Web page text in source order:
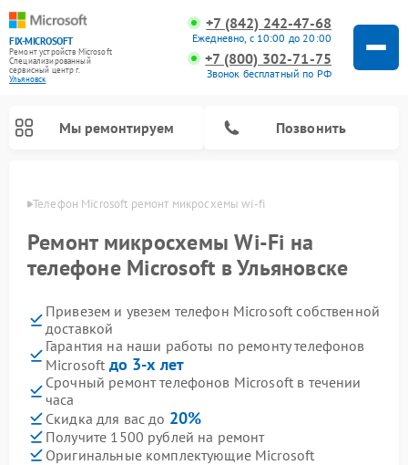
FIX-MICROSOFT
Ремонт устройств Microsoft
Специализированный
cервисный центр г.
Ульяновск
+7 (842) 242-47-68
Ежедневно, с 10:00 до 20:00
+7 (800) 302-71-75
Звонок бесплатный по РФ
Мы ремонтируем Позвонить
Телефон Microsoft ремонт микросхемы wi-fi
Ремонт микросхемы Wi-Fi на
телефоне Microsoft в Ульяновске
Привезем и увезем телефон Microsoft собственной
доставкой
Гарантия на наши работы по ремонту телефонов
Microsoft до 3-х лет
Срочный ремонт телефонов Microsoft в течении
часа
Скидка для вас до 20%
Получите 1500 рублей на ремонт
Оригинальные комплектующие Microsoft